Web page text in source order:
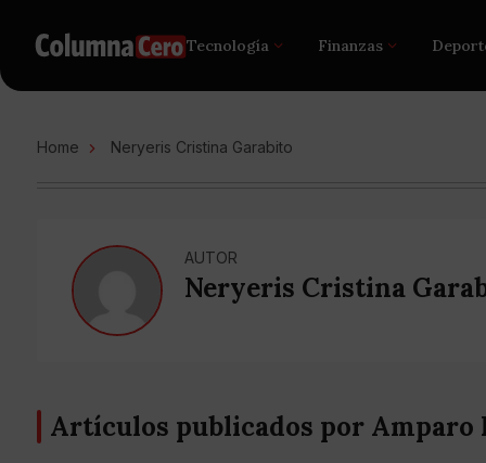
Tecnología Finanzas
Home Neryeris Cristina Garabito
AUTOR
Neryeris Cristina
Artículos publicados por Amparo